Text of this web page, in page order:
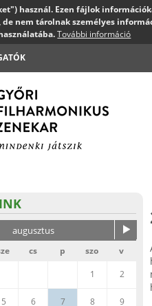
használ. Ezen fájlok
nem tárolnak személyes
További információ
augusztus
cs p szo
v
1
2
5 6 7 8 9